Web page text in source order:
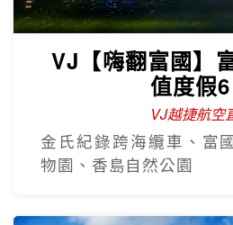
VJ【嗨翻富國】
值度假
VJ越捷航空
金氏紀錄跨海纜車、富
物園、香島自然公園